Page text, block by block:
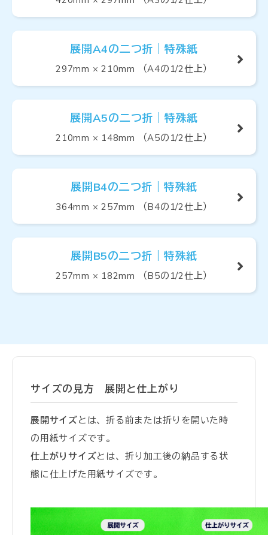
展開A4の二つ折｜特殊紙
297mm × 210mm （A4の1/2仕上）
展開A5の二つ折｜特殊紙
210mm × 148mm （A5の1/2仕上）
展開B4の二つ折｜特殊紙
364mm × 257mm （B4の1/2仕上）
展開B5の二つ折｜特殊紙
257mm × 182mm （B5の1/2仕上）
サイズの見方 展開と仕上がり
展開サイズとは、折る前または折りを開いた時
の用紙サイズです。
仕上がりサイズとは、折り加工後の納品する状
態に仕上げた用紙サイズです。